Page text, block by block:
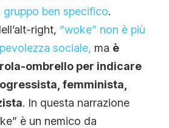
gruppo ben specifico.
right, “woke” non è più
sociale, ma è
ombrello per indicare
femminista,
. In questa narrazione
è un nemico da